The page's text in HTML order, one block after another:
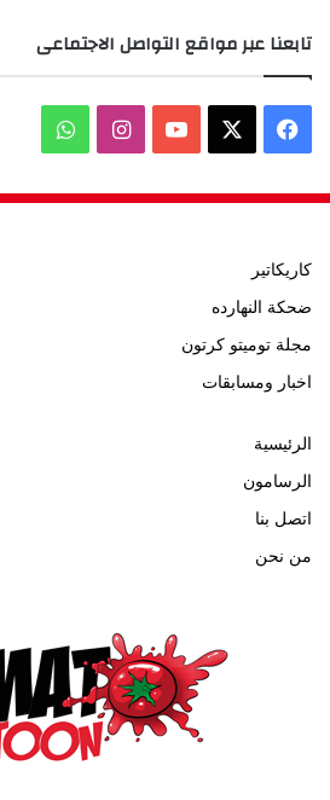
تابعنا عبر مواقع التواصل الاجتماعى
فيسبوك ‫YouTubeانستقرامواتساب
كاريكاتير
ضحكة النهارده
مجلة توميتو كرتون
اخبار ومسابقات
الرئيسية
الرسامون
اتصل بنا
من نحن